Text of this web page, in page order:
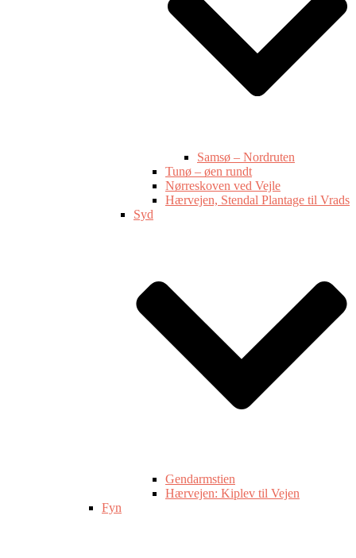
Samsø – Nordruten
Tunø – øen rundt
Nørreskoven ved Vejle
Hærvejen, Stendal Plantage til Vrads
Syd
Gendarmstien
Hærvejen: Kiplev til Vejen
Fyn